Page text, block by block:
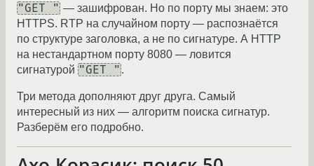
"GET " — зашифрован. Но по порту мы знаем: это
HTTPS. RTP на случайном порту — распознаётся
по структуре заголовка, а не по сигнатуре. А HTTP
на нестандартном порту 8080 — ловится
сигнатурой "GET " .
Три метода дополняют друг друга. Самый
интересный из них — алгоритм поиска сигнатур.
Разберём его подробно.